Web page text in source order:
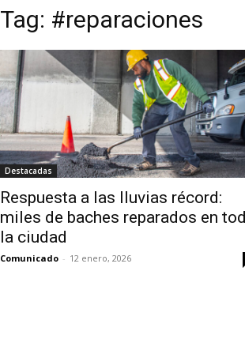
Tag: #reparaciones
Destacadas
Respuesta a las lluvias récord:
miles de baches reparados en
la ciudad
Comunicado - 12 enero, 2026